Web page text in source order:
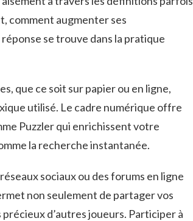
comment augmenter ses
se trouve dans la pratique
que ce soit sur papier ou en ligne,
utilisé. Le cadre numérique offre
Puzzler qui enrichissent votre
la recherche instantanée.
sociaux ou des forums en ligne
non seulement de partager vos
d’autres joueurs. Participer à